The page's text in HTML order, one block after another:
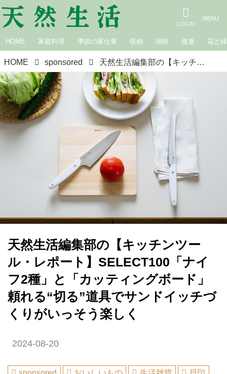
HOME 家庭料理 季節の家仕事 収納 掃除 健康 花と緑
HOME sponsored 天然生活編集部の【キッチンツール・レポート】SELECT100「ナイフ2種」と「カッティングボード」頼れる“切る”道具でサンドイッチづくりがいっそう楽しく
天然生活編集部の【キッチンツー
ル・レポート】SELECT100「ナイ
フ2種」と「カッティングボード」
頼れる“切る”道具でサンドイッチづ
くりがいっそう楽しく
2024-08-20